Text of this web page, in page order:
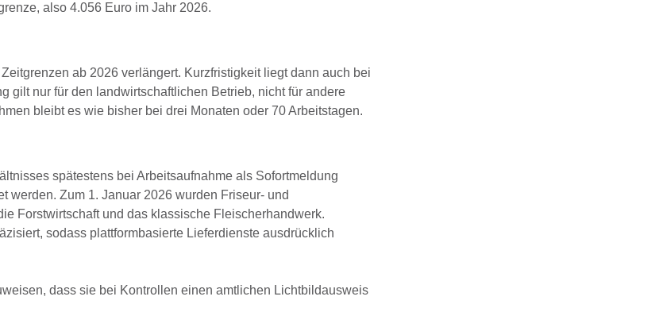
also 4.056 Euro im Jahr 2026.
ab 2026 verlängert. Kurzfristigkeit liegt dann auch bei
gilt nur für den landwirtschaftlichen Betrieb, nicht für andere
bleibt es wie bisher bei drei Monaten oder 70 Arbeitstagen.
spätestens bei Arbeitsaufnahme als Sofortmeldung
werden. Zum 1. Januar 2026 wurden Friseur- und
Forstwirtschaft und das klassische Fleischerhandwerk.
sodass plattformbasierte Lieferdienste ausdrücklich
dass sie bei Kontrollen einen amtlichen Lichtbildausweis